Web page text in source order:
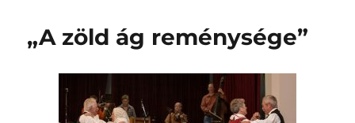
„A zöld ág reménysége”